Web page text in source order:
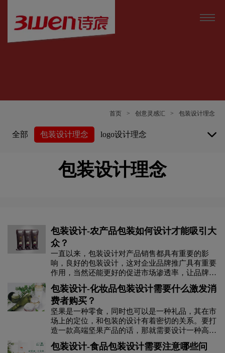
首页 > 创意灵感汇 > 包装设计理念
全部 包装设计理念 logo设计理念
画册设计理念
包装设计理念
包装设计-农产品包装如何设计才能吸引大
众？
一直以来，包装设计对产品销售都具有重要的影
响，良好的包装设计，这对企业品牌推广具有重要
作用，当然还能更好的促进市场渗透率，让品牌的
大众辨识度更高，如果拥有良好的包装设计，这对
产品销售以及竞争都会有很好的帮助，农产品包装
设计如果想要呈现出更为创新的效果，还能体现出
品牌的专业性，建议大家需要了解下面这些具体要
求。
包装设计-化妆品包装设计需要什么激发消
费者购买？
坚果是一种零食，同时也可以是一种礼品，其在市
场上的定位，和包装的设计有着密切的关系。要打
造一款高端坚果产品的话，那就需要设计一种高端
坚果产品的包装盒，那具体应该如何设计呢？
包装设计-食品包装设计需要注意哪些问